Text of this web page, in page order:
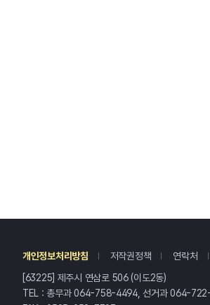
개인정보처리방침 저작권정책 연락처
[63225] 제주시 연삼로 506 (이도2동)
TEL : 총무과 064-758-4494, 선거과 064-